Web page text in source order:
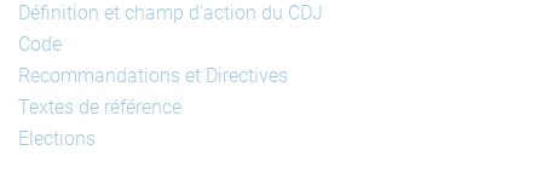
Définition et champ d'action du CDJ
Code
Recommandations et Directives
Textes de référence
Elections